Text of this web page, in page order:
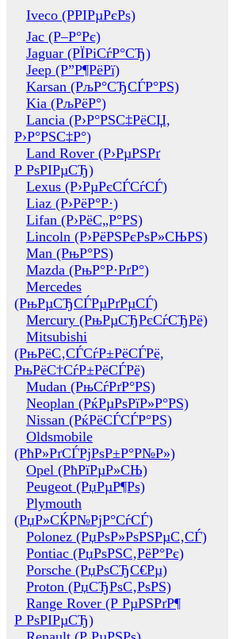
Iveco (РРІРµРєРѕ)
Jac (Р–Р°Рє)
Jaguar (РЇРіСѓР°СЂ)
Jeep (Р”Р¶РёРї)
Karsan (РљР°СЂСЃР°РЅ)
Kia (РљРёР°)
Lancia (Р›Р°РЅС‡РёСЏ,
Р›Р°РЅС‡Р°)
Land Rover (Р›РµРЅРґ
Р РѕРІРµСЂ)
Lexus (Р›РµРєСЃСѓСЃ)
Liaz (Р›РёР°Р·)
Lifan (Р›РёС„Р°РЅ)
Lincoln (Р›РёРЅРєРѕР»СЊРЅ)
Man (РњР°РЅ)
Mazda (РњР°Р·РґР°)
Mercedes
(РњРµСЂСЃРµРґРµСЃ)
Mercury (РњРµСЂРєСѓСЂРё)
Mitsubishi
(РњРёС‚СЃСѓР±РёСЃРё,
РњРёС†СѓР±РёСЃРё)
Mudan (РњСѓРґР°РЅ)
Neoplan (РќРµРѕРїР»Р°РЅ)
Nissan (РќРёСЃСЃР°РЅ)
Oldsmobile
(РћР»РґСЃРјРѕР±Р°Р№Р»)
Opel (РћРїРµР»СЊ)
Peugeot (РџРµР¶Рѕ)
Plymouth
(РџР»СЌР№РјР°СѓСЃ)
Polonez (РџРѕР»РѕРЅРµС‚СЃ)
Pontiac (РџРѕРЅС‚РёР°Рє)
Porsche (РџРѕСЂС€Рµ)
Proton (РџСЂРѕС‚РѕРЅ)
Range Rover (Р РµРЅРґР¶
Р РѕРІРµСЂ)